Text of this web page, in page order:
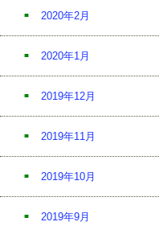
2020年2月
2020年1月
2019年12月
2019年11月
2019年10月
2019年9月